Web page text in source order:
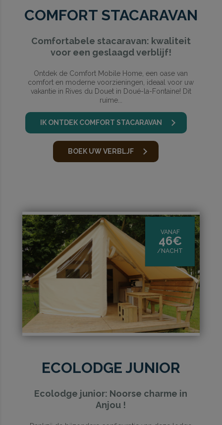
COMFORT STACARAVAN
Comfortabele stacaravan: kwaliteit
voor een geslaagd verblijf!
Ontdek de Comfort Mobile Home, een oase van
comfort en moderne voorzieningen, ideaal voor uw
vakantie in Rives du Douet in Doué-la-Fontaine! Dit
ruime...
IK ONTDEK COMFORT STACARAVAN
BOEK UW VERBLJF
VANAF
46€
/NACHT
ECOLODGE JUNIOR
Ecolodge junior: Noorse charme in
Anjou !